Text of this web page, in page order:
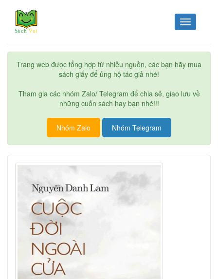
Toggle
navigation
Trang web được tổng hợp từ nhiều nguồn, các bạn hãy mua
sách giấy để ủng hộ tác giả nhé!
Tham gia các nhóm Zalo/ Telegram để chia sẻ, giao lưu về
những cuốn sách hay bạn nhé!!!
Nhóm Zalo Nhóm Telegram